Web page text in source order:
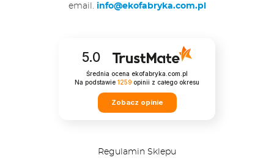
email. info@ekofabryka.com.pl
5.0
Średnia ocena ekofabryka.com.pl
Na podstawie 1259 opinii z całego okresu
Zobacz opinie
Regulamin Sklepu